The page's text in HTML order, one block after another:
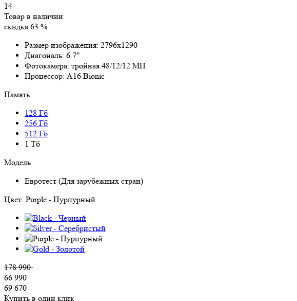
14
Товар в наличии
скидка 63 %
Размер изображения: 2796x1290
Диагональ: 6.7"
Фотокамера: тройная 48/12/12 МП
Процессор: A16 Bionic
Память
128 Гб
256 Гб
512 Гб
1 Тб
Модель
Евротест (Для зарубежных стран)
Цвет: Purple - Пурпурный
178 990
66 990
69 670
Купить в один клик